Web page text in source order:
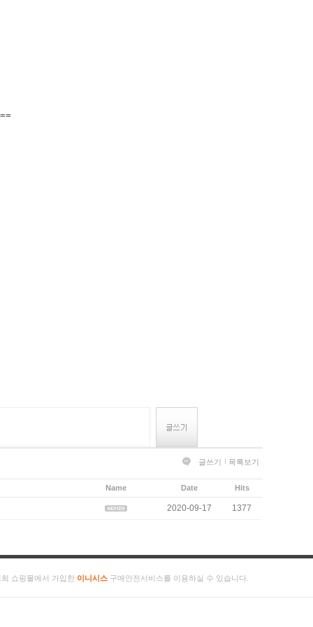
글쓰기 목록보기
Name Date Hits
2020-09-17 1377
쇼핑몰에서 가입한 이니시스 구매안전서비스를 이용하실 수 있습니다.